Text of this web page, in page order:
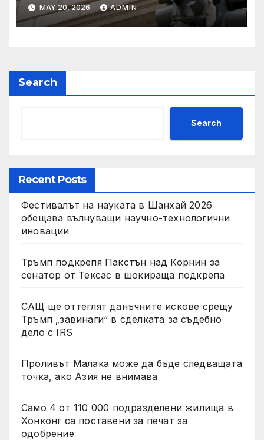
сделката за съдебно дело с
IRS
MAY 20, 2026 ADMIN
Search
Search
Recent Posts
Фестивалът на науката в Шанхай 2026
обещава вълнуващи научно-технологични
иновации
Тръмп подкрепя Пакстън над Корнин за
сенатор от Тексас в шокираща подкрепа
САЩ ще оттеглят данъчните искове срещу
Тръмп „завинаги“ в сделката за съдебно
дело с IRS
Проливът Малака може да бъде следващата
точка, ако Азия не внимава
Само 4 от 110 000 подразделени жилища в
Хонконг са поставени за печат за
одобрение